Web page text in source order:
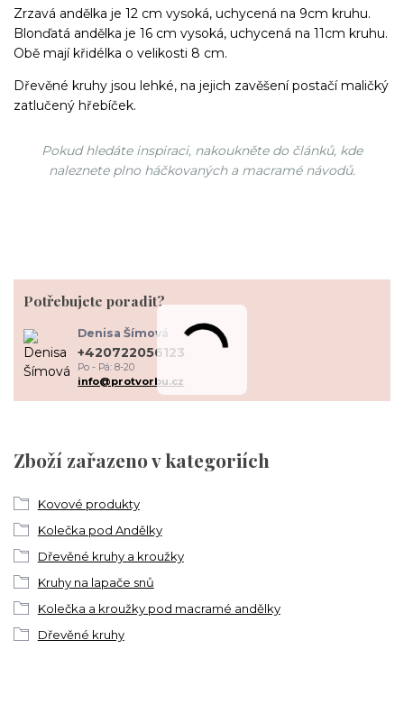
Zrzavá andělka je 12 cm vysoká, uchycená na 9cm kruhu.
Blonďatá andělka je 16 cm vysoká, uchycená na 11cm kruhu.
Obě mají křidélka o velikosti 8 cm.
Dřevěné kruhy jsou lehké, na jejich zavěšení postačí maličký
zatlučený hřebíček.
Pokud hledáte inspiraci, nakoukněte do článků, kde
naleznete plno háčkovaných a macramé návodů.
Zboží zařazeno v kategoriích
Kovové produkty
Kolečka pod Andělky
Dřevěné kruhy a kroužky
Kruhy na lapače snů
Kolečka a kroužky pod macramé andělky
Dřevěné kruhy
Potřebujete poradit?
Denisa Šímová
+420722056123
Po - Pá: 8-20
info@protvorbu.cz